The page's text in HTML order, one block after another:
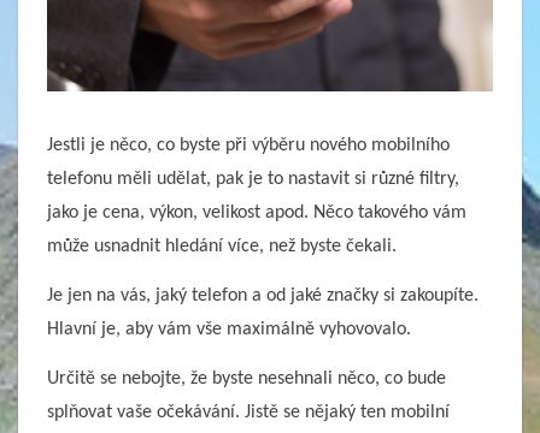
Jestli je něco, co byste při výběru nového mobilního
telefonu měli udělat, pak je to nastavit si různé filtry,
jako je cena, výkon, velikost apod. Něco takového vám
může usnadnit hledání více, než byste čekali.
Je jen na vás, jaký telefon a od jaké značky si zakoupíte.
Hlavní je, aby vám vše maximálně vyhovovalo.
Určitě se nebojte, že byste nesehnali něco, co bude
splňovat vaše očekávání. Jistě se nějaký ten mobilní